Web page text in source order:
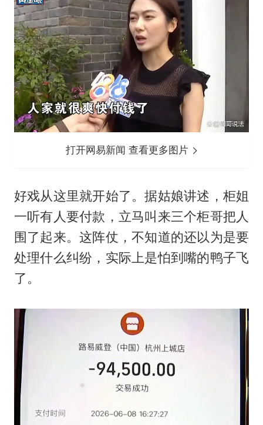
打开网易新闻 查看更多图片
好戏从这里就开始了。据姑娘讲述，柜姐
一听有人要付款，立马叫来三个柜哥把人
围了起来。这阵仗，不知道的还以为是要
处理什么纠纷，实际上是怕到嘴的鸭子飞
了。